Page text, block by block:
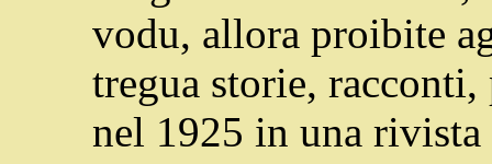
vodu, allora proibite
tregua storie,
nel 1925 in una rivista